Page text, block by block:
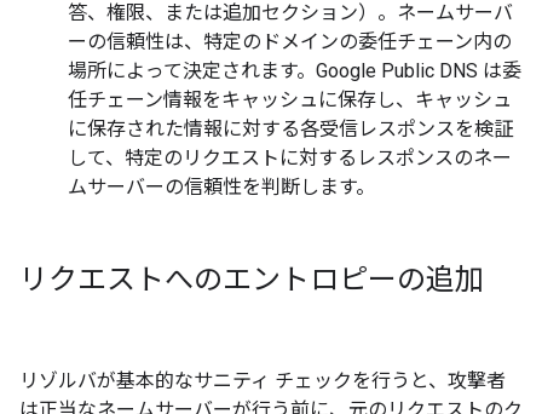
答、権限、または追加セクション）。ネームサーバ
ーの信頼性は、特定のドメインの委任チェーン内の
場所によって決定されます。Google Public DNS は委
任チェーン情報をキャッシュに保存し、キャッシュ
に保存された情報に対する各受信レスポンスを検証
して、特定のリクエストに対するレスポンスのネー
ムサーバーの信頼性を判断します。
リクエストへのエントロピーの追加
リゾルバが基本的なサニティ チェックを行うと、攻撃者